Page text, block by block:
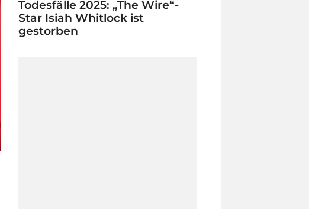
Todesfälle 2025: „The Wire“-
Star Isiah Whitlock ist
gestorben